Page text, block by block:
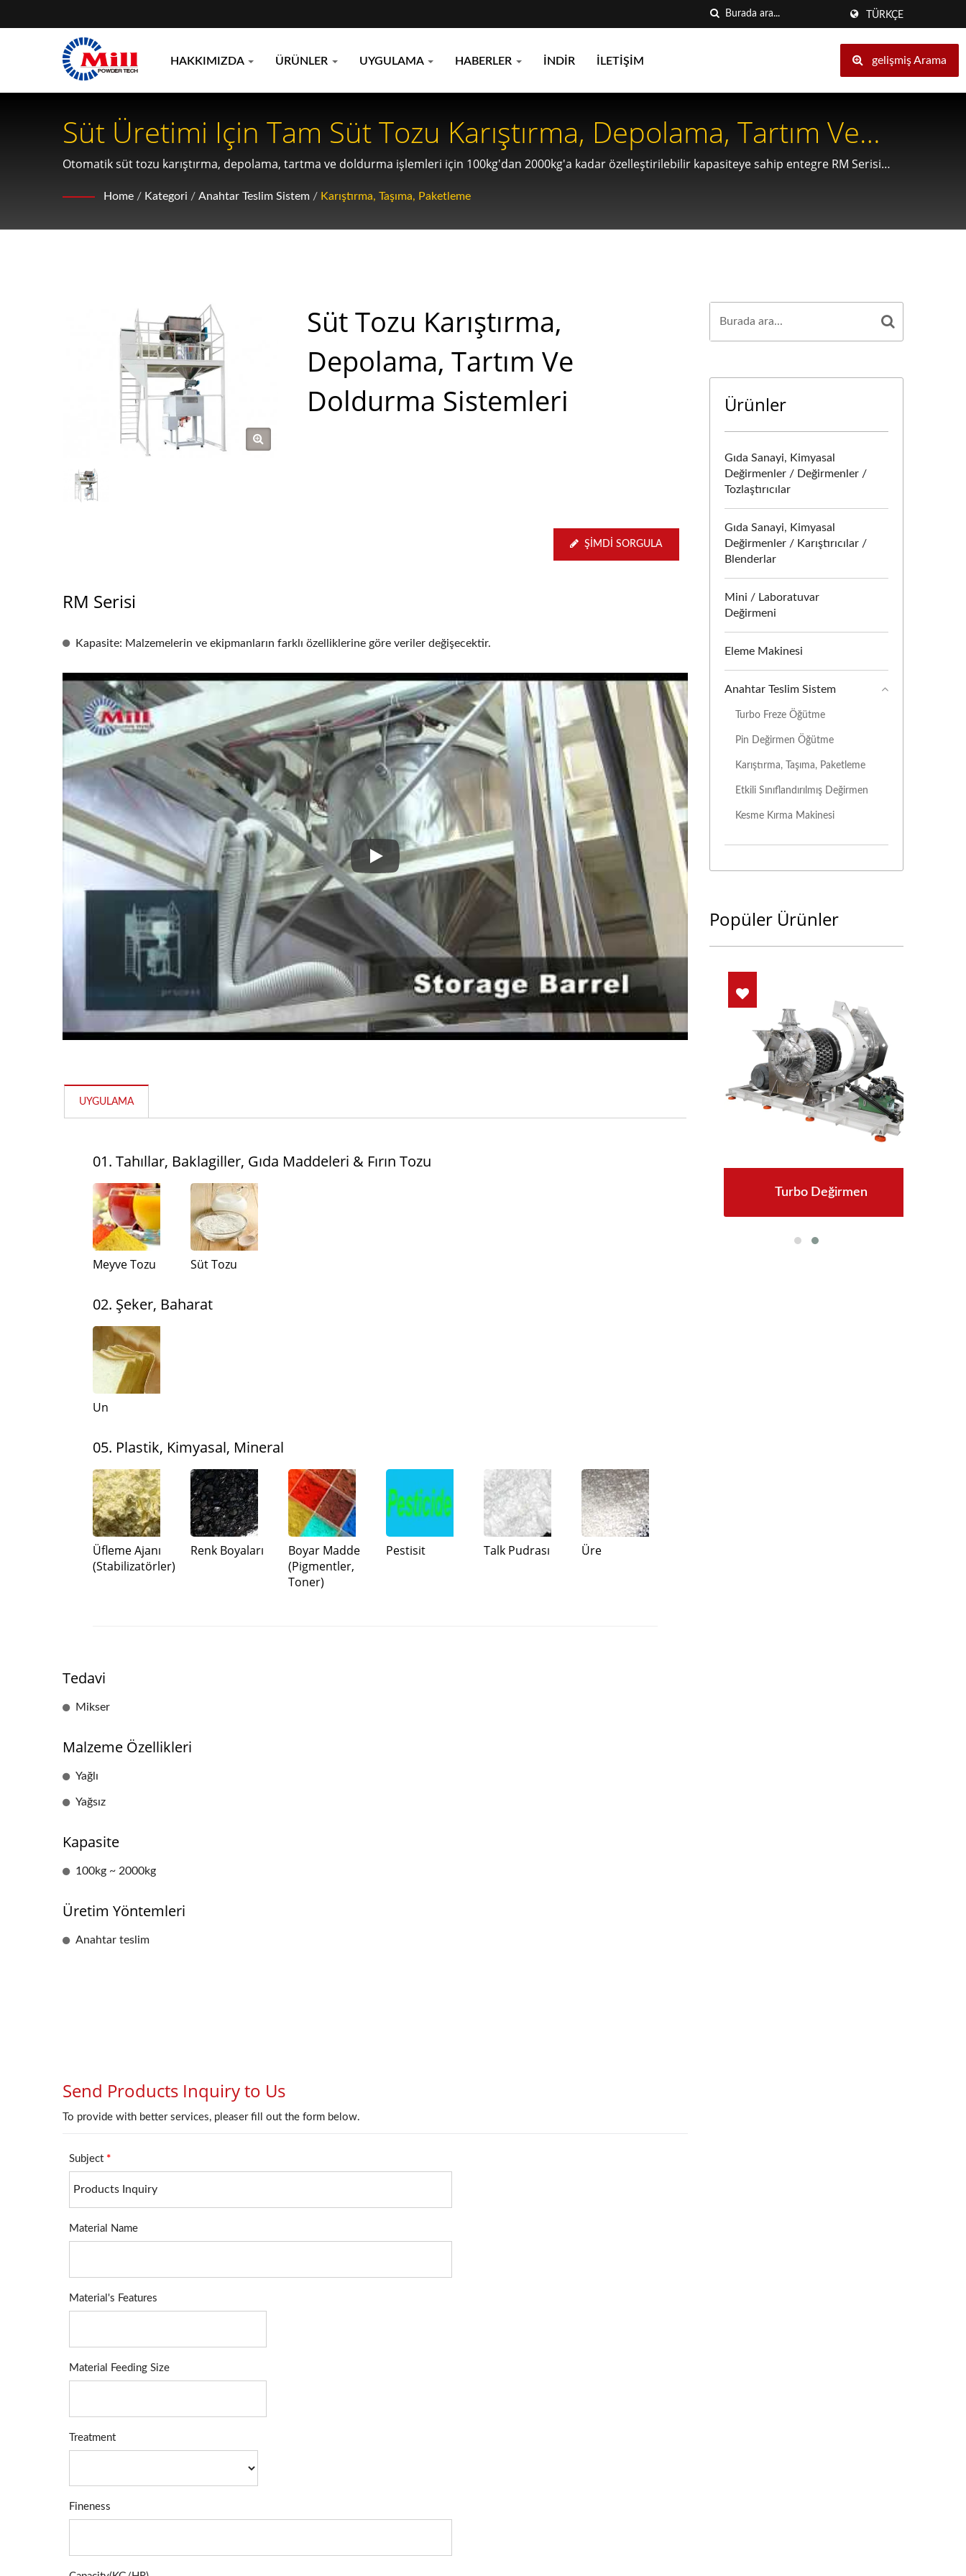
TÜRKÇE
HAKKIMIZDA ÜRÜNLER UYGULAMA HABERLER İNDIR İLETIŞIM gelişmiş Arama
Süt Üretimi Için Tam Süt Tozu Karıştırma, Depolama, Tartım Ve
Doldurma Sistemleri
Otomatik süt tozu karıştırma, depolama, tartma ve doldurma işlemleri için 100kg'dan 2000kg'a kadar özelleştirilebilir kapasiteye sahip entegre RM Serisi
Home / Kategori / Anahtar Teslim Sistem / Karıştırma, Taşıma, Paketleme
Süt Tozu Karıştırma,
Depolama, Tartım Ve
Doldurma Sistemleri
ŞIMDI SORGULA
RM Serisi
Kapasite: Malzemelerin ve ekipmanların farklı özelliklerine göre veriler değişecektir.
Süt Tozu Karıştırma, Depolama, Tartım ve Doldurma Sistemleri
UYGULAMA
01. Tahıllar, Baklagiller, Gıda Maddeleri & Fırın Tozu
Meyve Tozu Süt Tozu
02. Şeker, Baharat
Un
05. Plastik, Kimyasal, Mineral
Üfleme Ajanı
(Stabilizatörler)
Renk Boyaları
Boyar Madde
(Pigmentler,
Toner)
Pestisit Talk Pudrası Üre
Tedavi
Mikser
Malzeme Özellikleri
Yağlı
Yağsız
Kapasite
100kg ~ 2000kg
Üretim Yöntemleri
Anahtar teslim
Ürünler
Gıda Sanayi, Kimyasal
Değirmenler / Değirmenler /
Tozlaştırıcılar
Gıda Sanayi, Kimyasal
Değirmenler / Karıştırıcılar /
Blenderlar
Mini / Laboratuvar
Değirmeni
Eleme Makinesi
Anahtar Teslim Sistem
Turbo Freze Öğütme
Pin Değirmen Öğütme
Karıştırma, Taşıma, Paketleme
Etkili Sınıflandırılmış Değirmen
Kesme Kırma Makinesi
Popüler Ürünler
Pin Mili Turbo Değirmen